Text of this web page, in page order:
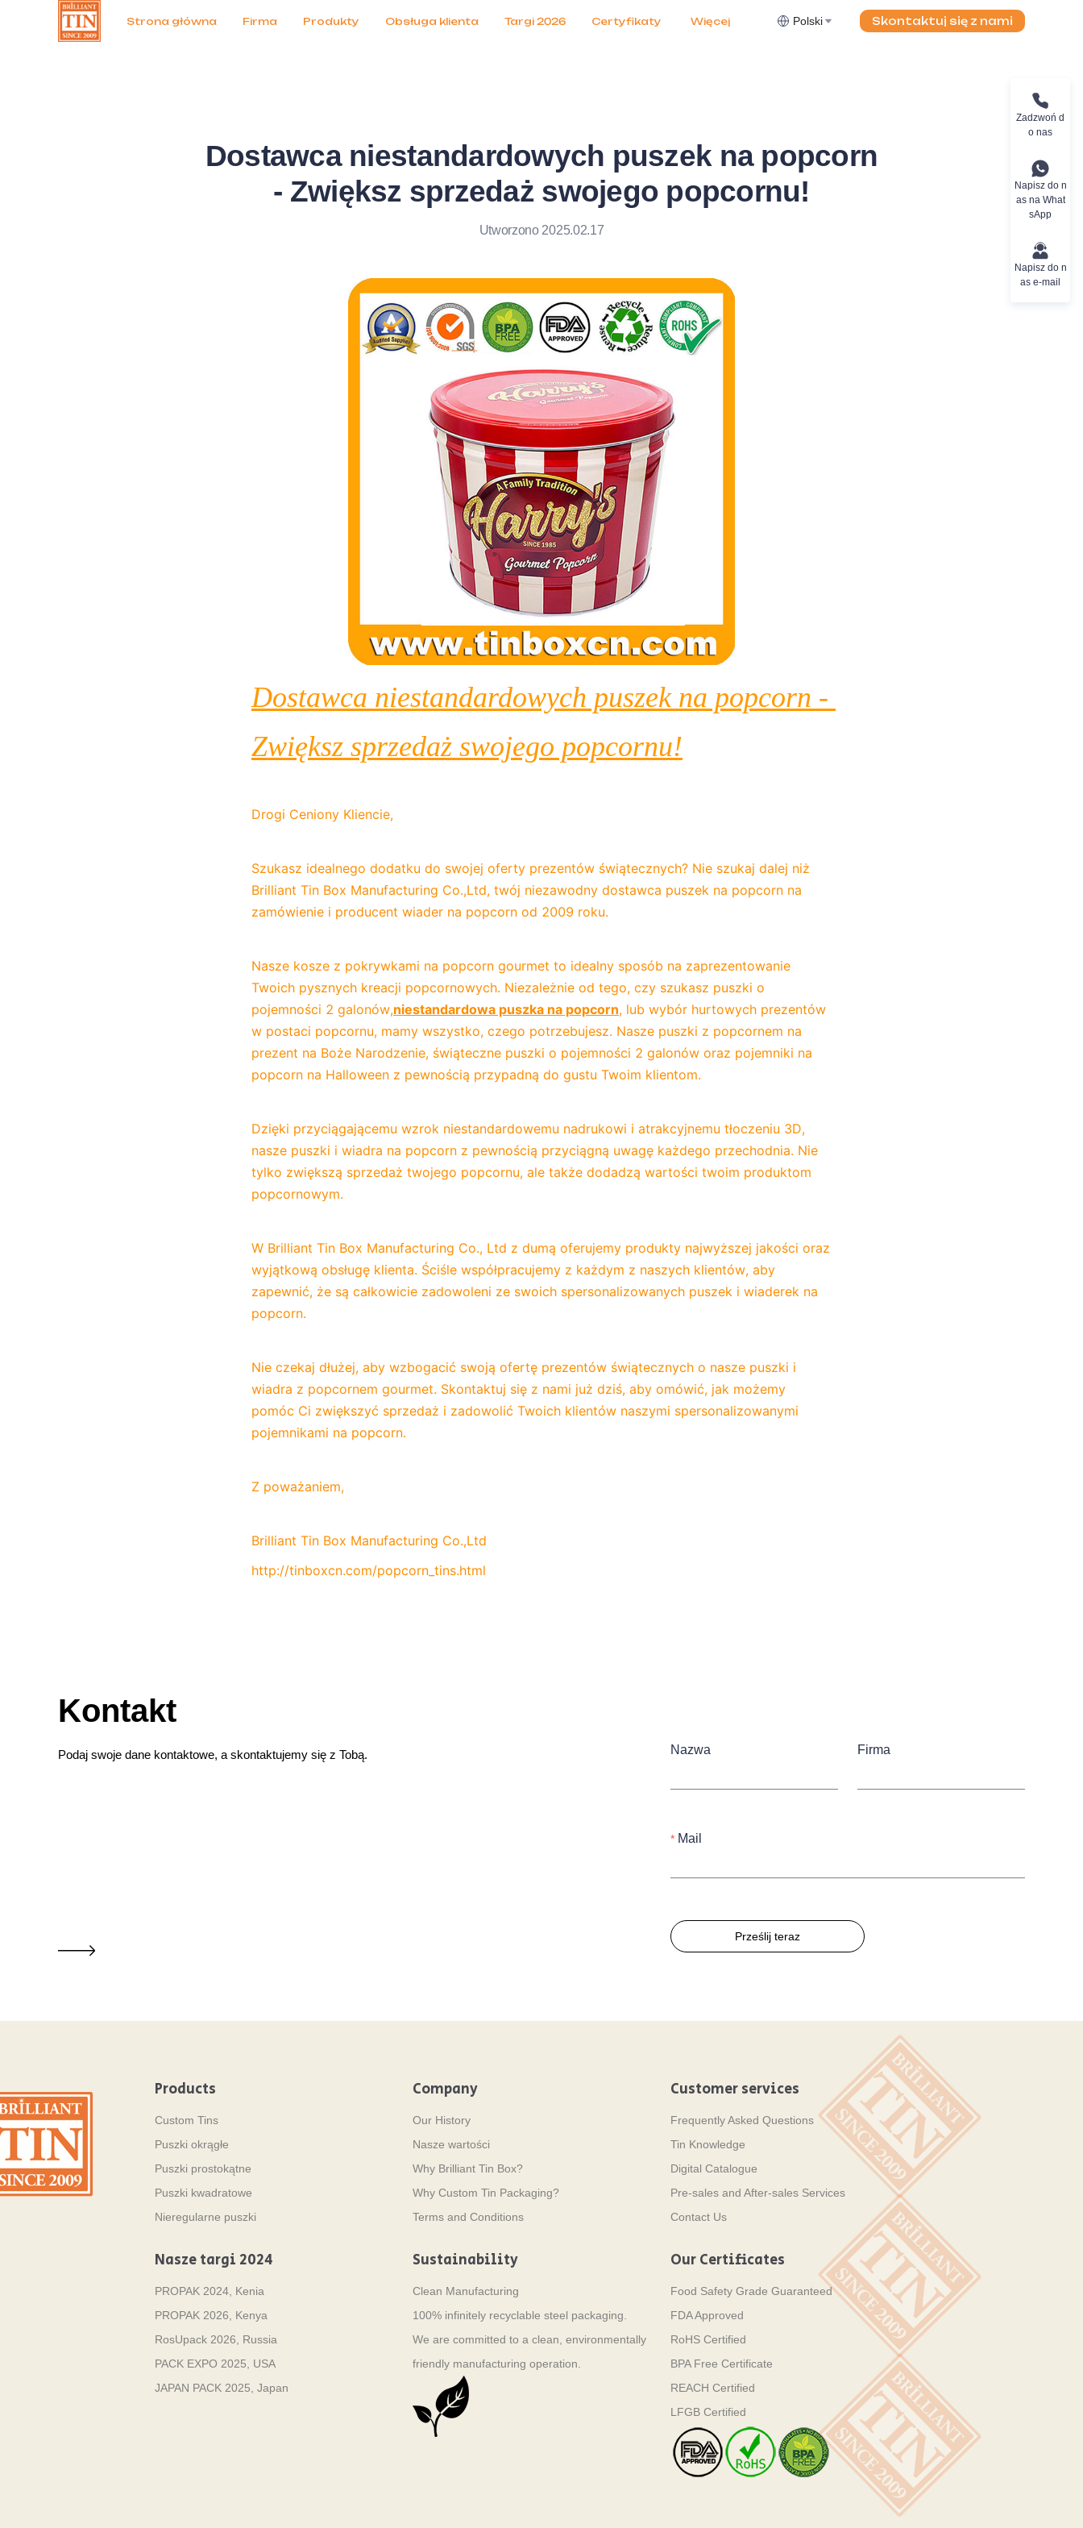
Strona główna Firma Produkty Obsługa klienta Targi 2026 Certyfikaty
Aktualności
Produkty Więcej Polski Skontaktuj się z nami
Dostawca niestandardowych puszek na popcorn
- Zwiększ sprzedaż swojego popcornu!
Utworzono 2025.02.17
Dostawca niestandardowych puszek na popcorn -
Zwiększ sprzedaż swojego popcornu!
Drogi Ceniony Kliencie,
Szukasz idealnego dodatku do swojej oferty prezentów świątecznych? Nie szukaj dalej niż
Brilliant Tin Box Manufacturing Co.,Ltd, twój niezawodny dostawca puszek na popcorn na
zamówienie i producent wiader na popcorn od 2009 roku.
Nasze kosze z pokrywkami na popcorn gourmet to idealny sposób na zaprezentowanie
Twoich pysznych kreacji popcornowych. Niezależnie od tego, czy szukasz puszki o
pojemności 2 galonów,niestandardowa puszka na popcorn, lub wybór hurtowych prezentów
w postaci popcornu, mamy wszystko, czego potrzebujesz. Nasze puszki z popcornem na
prezent na Boże Narodzenie, świąteczne puszki o pojemności 2 galonów oraz pojemniki na
popcorn na Halloween z pewnością przypadną do gustu Twoim klientom.
Dzięki przyciągającemu wzrok niestandardowemu nadrukowi i atrakcyjnemu tłoczeniu 3D,
nasze puszki i wiadra na popcorn z pewnością przyciągną uwagę każdego przechodnia. Nie
tylko zwiększą sprzedaż twojego popcornu, ale także dodadzą wartości twoim produktom
popcornowym.
W Brilliant Tin Box Manufacturing Co., Ltd z dumą oferujemy produkty najwyższej jakości oraz
wyjątkową obsługę klienta. Ściśle współpracujemy z każdym z naszych klientów, aby
zapewnić, że są całkowicie zadowoleni ze swoich spersonalizowanych puszek i wiaderek na
popcorn.
Nie czekaj dłużej, aby wzbogacić swoją ofertę prezentów świątecznych o nasze puszki i
wiadra z popcornem gourmet. Skontaktuj się z nami już dziś, aby omówić, jak możemy
pomóc Ci zwiększyć sprzedaż i zadowolić Twoich klientów naszymi spersonalizowanymi
pojemnikami na popcorn.
Z poważaniem,
Brilliant Tin Box Manufacturing Co.,Ltd
http://tinboxcn.com/popcorn_tins.html
Kontakt
Podaj swoje dane kontaktowe, a skontaktujemy się z Tobą. Nazwa Firma
Mail
Prześlij teraz
Products
Custom Tins
Puszki okrągłe
Puszki prostokątne
Puszki kwadratowe
Nieregularne puszki
Company
Our History
Nasze wartości
Why Brilliant Tin Box?
Why Custom Tin Packaging?
Terms and Conditions
Customer services
Frequently Asked Questions
Tin Knowledge
Digital Catalogue
Pre-sales and After-sales Services
Contact Us
Nasze targi 2024
PROPAK 2024, Kenia
PROPAK 2026, Kenya
RosUpack 2026, Russia
PACK EXPO 2025, USA
JAPAN PACK 2025, Japan
Sustainability
Clean Manufacturing
100% infinitely recyclable steel packaging.
We are committed to a clean, environmentally
friendly manufacturing operation.
Our Certificates
Food Safety Grade Guaranteed
FDA Approved
RoHS Certified
BPA Free Certificate
REACH Certified
LFGB Certified
Zadzwoń d
o nas
Napisz do n
as na What
sApp
Napisz do n
as e-mail